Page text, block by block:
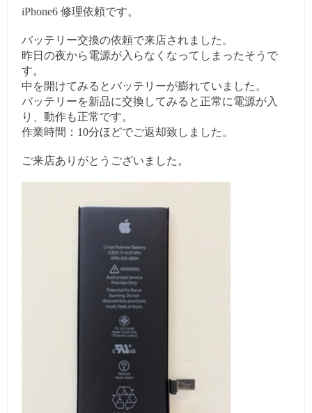
iPhone6 修理依頼です。
バッテリー交換の依頼で来店されました。
昨日の夜から電源が入らなくなってしまったそうで
す。
中を開けてみるとバッテリーが膨れていました。
バッテリーを新品に交換してみると正常に電源が入
り、 動作も正常です。
作業時間：10分ほどでご返却致しました。
ご来店ありがとうございました。